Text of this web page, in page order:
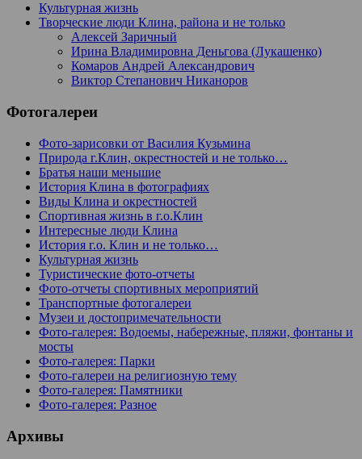
Культурная жизнь
Творческие люди Клина, района и не только
Алексей Заричный
Ирина Владимировна Деньгова (Лукашенко)
Комаров Андрей Александрович
Виктор Степанович Никаноров
Фотогалереи
Фото-зарисовки от Василия Кузьмина
Природа г.Клин, окрестностей и не только…
Братья наши меньшие
История Клина в фотографиях
Виды Клина и окрестностей
Спортивная жизнь в г.о.Клин
Интересные люди Клина
История г.о. Клин и не только…
Культурная жизнь
Туристические фото-отчеты
Фото-отчеты спортивных мероприятий
Транспортные фотогалереи
Музеи и достопримечательности
Фото-галерея: Водоемы, набережные, пляжи, фонтаны и
мосты
Фото-галерея: Парки
Фото-галереи на религиозную тему
Фото-галерея: Памятники
Фото-галерея: Разное
Архивы